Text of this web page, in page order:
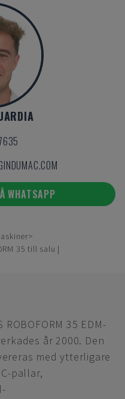
WHATSAPP
35 till salu |
35 EDM-
år 2000. Den
med ytterligare
pallar,